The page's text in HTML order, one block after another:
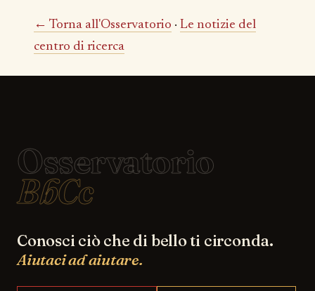
← Torna all'Osservatorio · Le notizie del
centro di ricerca
Osservatorio
BbCc
Conosci ciò che di bello ti circonda.
Aiutaci ad aiutare.